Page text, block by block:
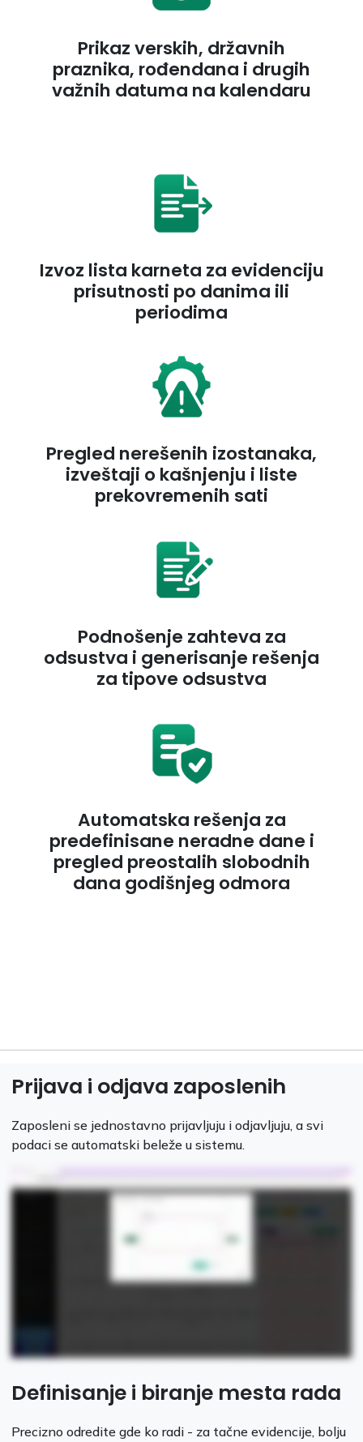
Prikaz verskih, državnih
praznika, rođendana i drugih
važnih datuma na kalendaru
Izvoz lista karneta za evidenciju
prisutnosti po danima ili
periodima
Pregled nerešenih izostanaka,
izveštaji o kašnjenju i liste
prekovremenih sati
Podnošenje zahteva za
odsustva i generisanje rešenja
za tipove odsustva
Automatska rešenja za
predefinisane neradne dane i
pregled preostalih slobodnih
dana godišnjeg odmora
Prijava i odjava zaposlenih
Zaposleni se jednostavno prijavljuju i odjavljuju, a svi
podaci se automatski beleže u sistemu.
Definisanje i biranje mesta rada
Precizno odredite gde ko radi - za tačne evidencije, bolju